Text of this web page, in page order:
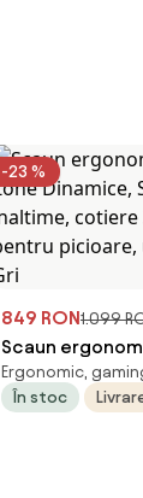
-23 %
849 RON1.099
Scaun
Zone Dinamice,
inaltime,
Ergonomic,
În stoc